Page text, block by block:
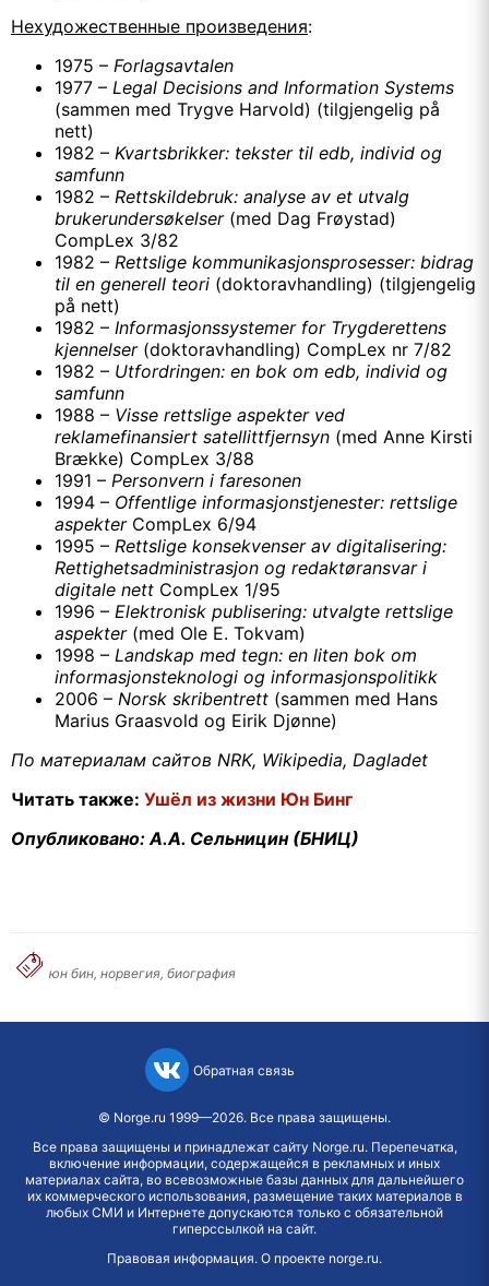
Нехудожественные произведения:
1975 – Forlagsavtalen
1977 – Legal Decisions and Information Systems
(sammen med Trygve Harvold) (tilgjengelig på
nett)
1982 – Kvartsbrikker: tekster til edb, individ og
samfunn
1982 – Rettskildebruk: analyse av et utvalg
brukerundersøkelser(med Dag Frøystad)
CompLex 3/82
1982 – Rettslige kommunikasjonsprosesser: bidrag
til en generell teori (doktoravhandling) (tilgjengelig
på nett)
1982 – Informasjonssystemer for Trygderettens
kjennelser(doktoravhandling) CompLex nr 7/82
1982 – Utfordringen: en bok om edb, individ og
samfunn
1988 – Visse rettslige aspekter ved
reklamefinansiert satellittfjernsyn (med Anne Kirsti
Brække) CompLex 3/88
1991 – Personvern i faresonen
1994 – Offentlige informasjonstjenester: rettslige
aspekterCompLex 6/94
1995 – Rettslige konsekvenser av digitalisering:
Rettighetsadministrasjon og redaktøransvar i
digitale nett CompLex 1/95
1996 – Elektronisk publisering: utvalgte rettslige
aspekter(med Ole E. Tokvam)
1998 – Landskap med tegn: en liten bok om
informasjonsteknologi og informasjonspolitikk
2006 – Norsk skribentrett (sammen med Hans
Marius Graasvold og Eirik Djønne)
По материалам сайтов NRK, Wikipedia, Dagladet
Читать также: Ушёл из жизни Юн Бинг
Опубликовано: А.А. Сельницин (БНИЦ)
юн бин, норвегия, биография
Обратная связь
© Norge.ru 1999—2026. Все права защищены.
Все права защищены и принадлежат сайту Norge.ru. Перепечатка,
включение информации, содержащейся в рекламных и иных
материалах сайта, во всевозможные базы данных для дальнейшего
их коммерческого использования, размещение таких материалов в
любых СМИ и Интернете допускаются только с обязательной
гиперссылкой на сайт.
Правовая информация. О проекте norge.ru.